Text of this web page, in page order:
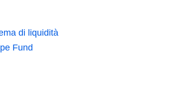
di liquidità
Fund